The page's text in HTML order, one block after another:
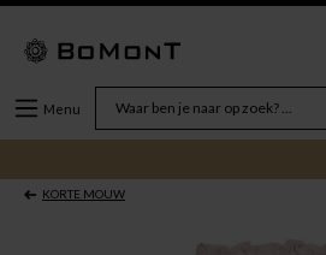
Menu
KORTE MOUW